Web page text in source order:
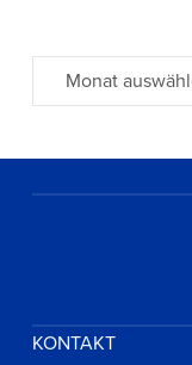
Archiv
KONTAKT